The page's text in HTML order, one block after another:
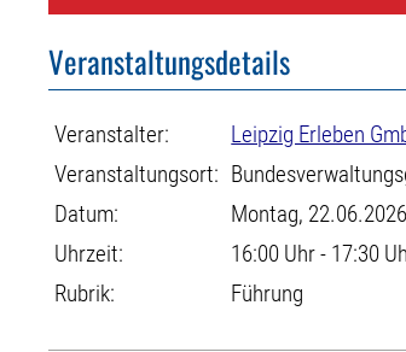
Veranstaltungsdetails
Veranstalter:
Leipzig Erleben
Veranstaltungsort:
Datum:
Montag, 22.06.2026
Uhrzeit:
16:00 Uhr - 17:30
Rubrik:
Führung